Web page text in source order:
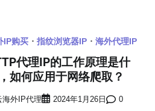
IP购买 指纹浏览器IP 海外代理IP
代理IP的工作原理是什
如何应用于网络爬取？
海外IP代理 2024年1月26日 0